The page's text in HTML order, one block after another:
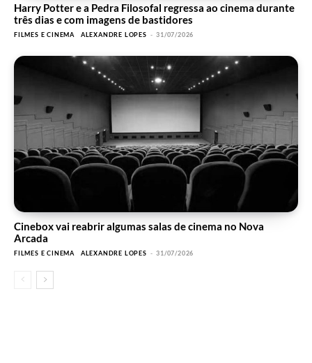
Harry Potter e a Pedra Filosofal regressa ao cinema durante
três dias e com imagens de bastidores
FILMES E CINEMA ALEXANDRE LOPES - 31/07/2026
Cinebox vai reabrir algumas salas de cinema no Nova
Arcada
FILMES E CINEMA ALEXANDRE LOPES - 31/07/2026